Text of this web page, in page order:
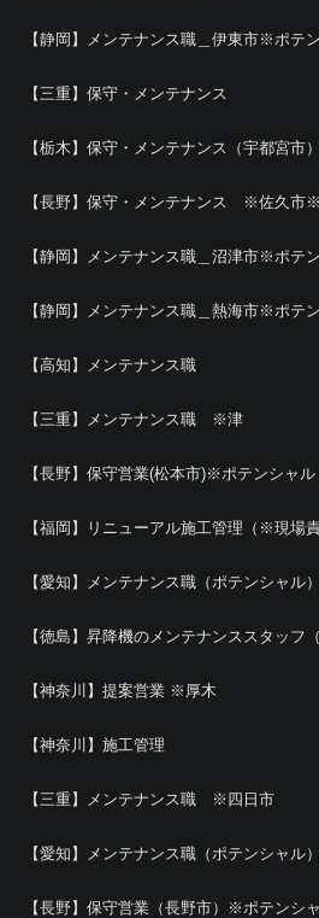
【静岡】メンテナンス職＿伊東市※ポテ
【三重】保守・メンテナンス
【栃木】保守・メンテナンス（宇都宮市）
【長野】保守・メンテナンス ※佐久市※
【静岡】メンテナンス職＿沼津市※ポテ
【静岡】メンテナンス職＿熱海市※ポテ
【高知】メンテナンス職
【三重】メンテナンス職 ※津
【長野】保守営業(松本市)※ポテンシャル
【福岡】リニューアル施工管理（※現場
【愛知】メンテナンス職（ポテンシャル
【徳島】昇降機のメンテナンススタッ
【神奈川】提案営業 ※厚木
【神奈川】施工管理
【三重】メンテナンス職 ※四日市
【愛知】メンテナンス職（ポテンシャル
【長野】保守営業（長野市）※ポテンシ